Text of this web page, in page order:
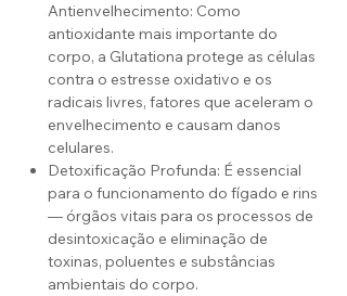
Antienvelhecimento: Como
antioxidante mais importante do
corpo, a Glutationa protege as células
contra o estresse oxidativo e os
radicais livres, fatores que aceleram o
envelhecimento e causam danos
celulares.
Detoxificação Profunda: É essencial
para o funcionamento do fígado e rins
— órgãos vitais para os processos de
desintoxicação e eliminação de
toxinas, poluentes e substâncias
ambientais do corpo.